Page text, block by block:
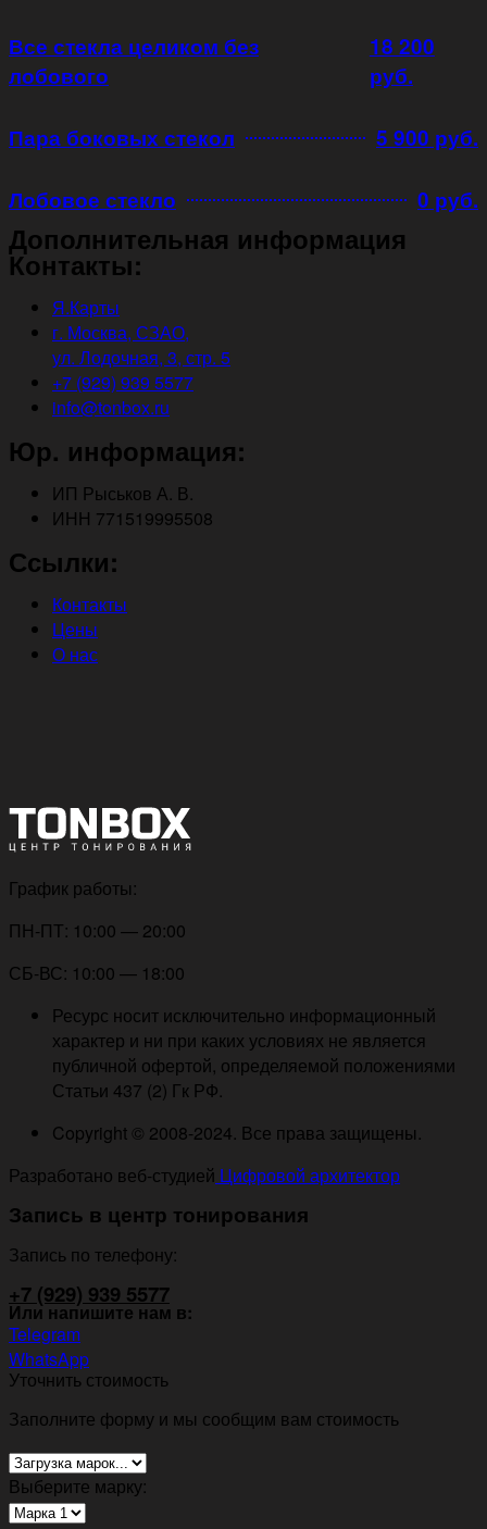
Все стекла целиком без
лобового
18 200
руб.
Пара боковых стекол 5 900 руб.
Лобовое стекло 0 руб.
Дополнительная информация
Контакты:
Я.Карты
г. Москва, СЗАО,
ул. Лодочная, 3, стр. 5
+7 (929) 939 5577
info@tonbox.ru
Юр. информация:
ИП Рыськов А. В.
ИНН 771519995508
Ссылки:
Контакты
Цены
О нас
График работы:
ПН-ПТ: 10:00 — 20:00
СБ-ВС: 10:00 — 18:00
Ресурс носит исключительно информационный
характер и ни при каких условиях не является
публичной офертой, определяемой положениями
Статьи 437 (2) Гк РФ.
Copyright © 2008-2024. Все права защищены.
Разработано веб-студией Цифровой архитектор
Запись в центр тонирования
Запись по телефону:
+7 (929) 939 5577
Или напишите нам в:
Telegram
WhatsApp
Уточнить стоимость
Заполните форму и мы сообщим вам стоимость
Выберите марку: